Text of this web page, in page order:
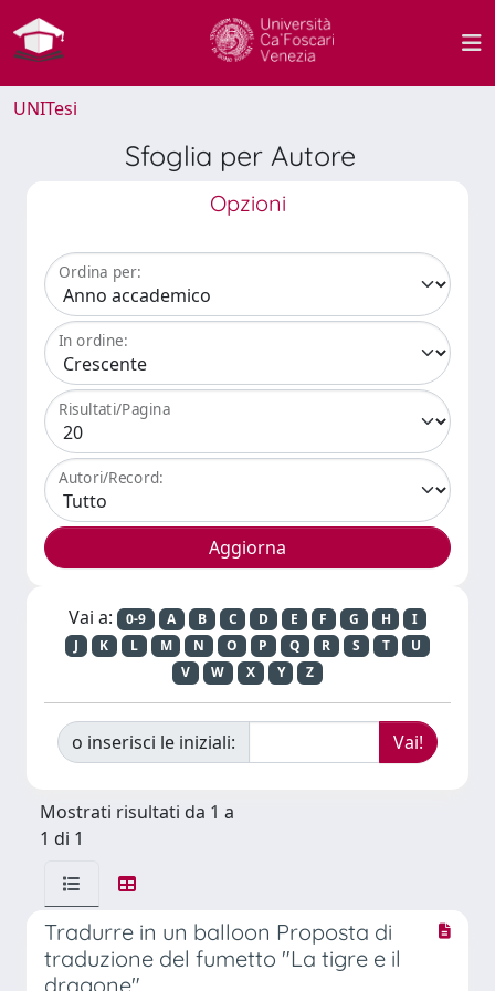
UNITesi
Sfoglia per Autore
Opzioni
Ordina per:
In ordine:
Risultati/Pagina
Autori/Record:
Vai a: 0-9 A B C D E F G H
I
J
K L M N O P Q R S T
U
V
W X Y Z
o inserisci le iniziali:
Mostrati risultati da 1 a
1 di 1
Tradurre in un balloon Proposta di
traduzione del fumetto "La tigre e il
dragone"